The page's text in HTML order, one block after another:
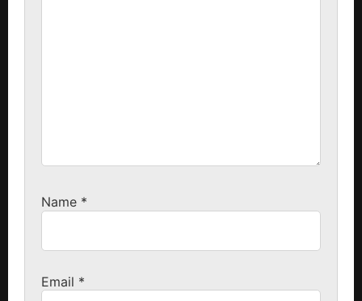
Name *
Email *